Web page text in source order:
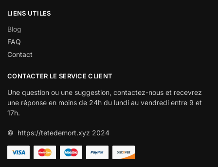
LIENS UTILES
Blog
FAQ
Contact
CONTACTER LE SERVICE CLIENT
Une question ou une suggestion, contactez-nous et recevrez
une réponse en moins de 24h du lundi au vendredi entre 9 et
17h.
© https://tetedemort.xyz 2024